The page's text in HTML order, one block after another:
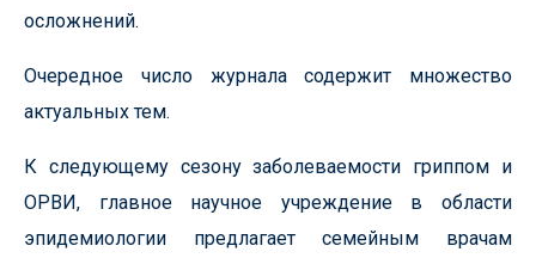
осложнений.
Очередное число журнала содержит множество
актуальных тем.
К следующему сезону заболеваемости гриппом и
ОРВИ, главное научное учреждение в области
эпидемиологии предлагает семейным врачам